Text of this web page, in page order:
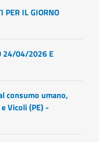
PER IL GIORNO
24/04/2026 E
consumo umano,
Vicoli (PE) -